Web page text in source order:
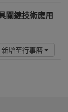
關鍵技術應用
新增至行事曆